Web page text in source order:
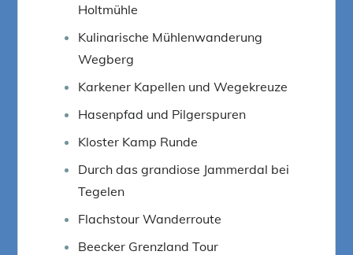
Holtmühle
Kulinarische Mühlenwanderung
Wegberg
Karkener Kapellen und Wegekreuze
Hasenpfad und Pilgerspuren
Kloster Kamp Runde
Durch das grandiose Jammerdal bei
Tegelen
Flachstour Wanderroute
Beecker Grenzland Tour